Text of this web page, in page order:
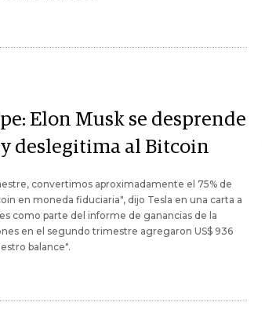
Elon Musk se desprende
deslegitima al Bitcoin
convertimos aproximadamente el 75% de
en moneda fiduciaria", dijo Tesla en una carta a
como parte del informe de ganancias de la
en el segundo trimestre agregaron US$ 936
balance".